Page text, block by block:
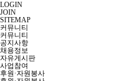
LOGIN
JOIN
SITEMAP
커뮤니티
커뮤니티
공지사항
채용정보
자유게시판
사업참여
후원·자원봉사